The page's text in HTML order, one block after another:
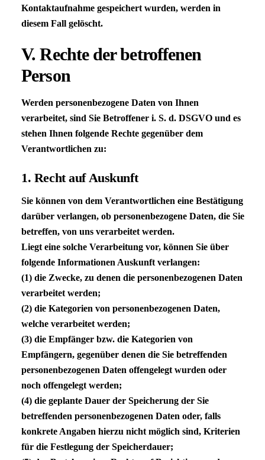
Kontaktaufnahme gespeichert wurden, werden in
diesem Fall gelöscht.
V. Rechte der betroffenen
Person
Werden personenbezogene Daten von Ihnen
verarbeitet, sind Sie Betroffener i. S. d.DSGVO und es
stehen Ihnen folgende Rechte gegenüber dem
Verantwortlichen zu:
1. Recht auf Auskunft
Sie können von dem Verantwortlichen eine Bestätigung
darüber verlangen, ob personenbezogene Daten, die Sie
betreffen, von uns verarbeitet werden.
Liegt eine solche Verarbeitung vor, können Sie über
folgende Informationen Auskunft verlangen:
(1) die Zwecke, zu denen die personenbezogenen Daten
verarbeitet werden;
(2) die Kategorien von personenbezogenen Daten,
welche verarbeitet werden;
(3) die Empfänger bzw. die Kategorien von
Empfängern, gegenüber denen die Sie betreffenden
personenbezogenen Daten offengelegt wurden oder
noch offengelegt werden;
(4) die geplante Dauer der Speicherung der Sie
betreffenden personenbezogenen Daten oder, falls
konkrete Angaben hierzu nicht möglich sind, Kriterien
für die Festlegung der Speicherdauer;